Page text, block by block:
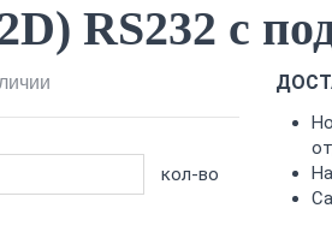
RS232 с
кол-во